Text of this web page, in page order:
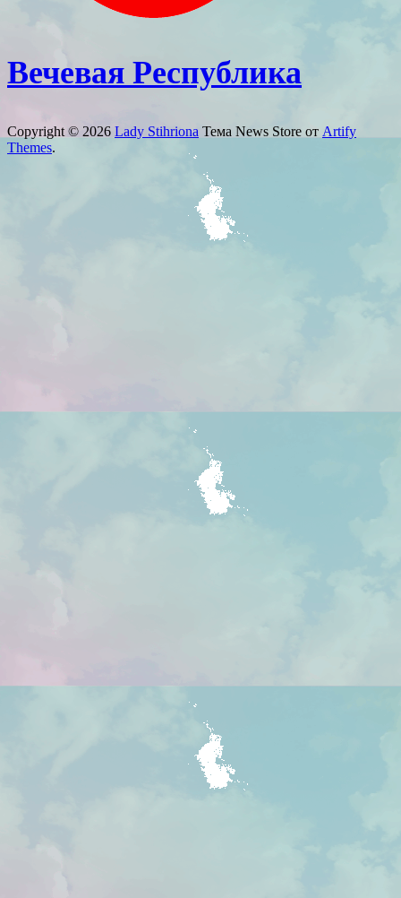
Вечевая Республика
Copyright © 2026 Lady Stihriona Тема News Store от Artify
Themes.